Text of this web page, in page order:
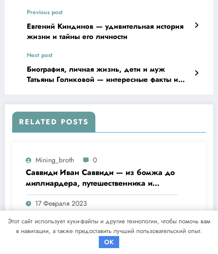
Previous post
Евгений Киндинов — удивительная история
жизни и тайны его личности
Next post
Биография, личная жизнь, дети и муж
Татьяны Голиковой — интересные факты и
RELATED POSTS
Mining_broth 0
Саввиди Иван Саввиди — из бомжа до
миллиардера, путешественника и
футбольного президента —
удивительная биография
17 Февраля 2023
Этот сайт использует куки-файлы и другие технологии, чтобы помочь вам
в навигации, а также предоставить лучший пользовательский опыт.
OK